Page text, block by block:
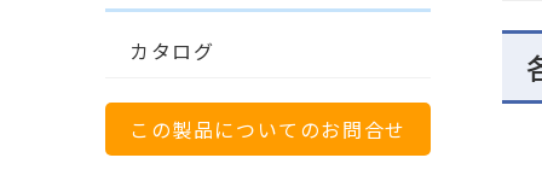
カタログ
この製品についてのお問合せ